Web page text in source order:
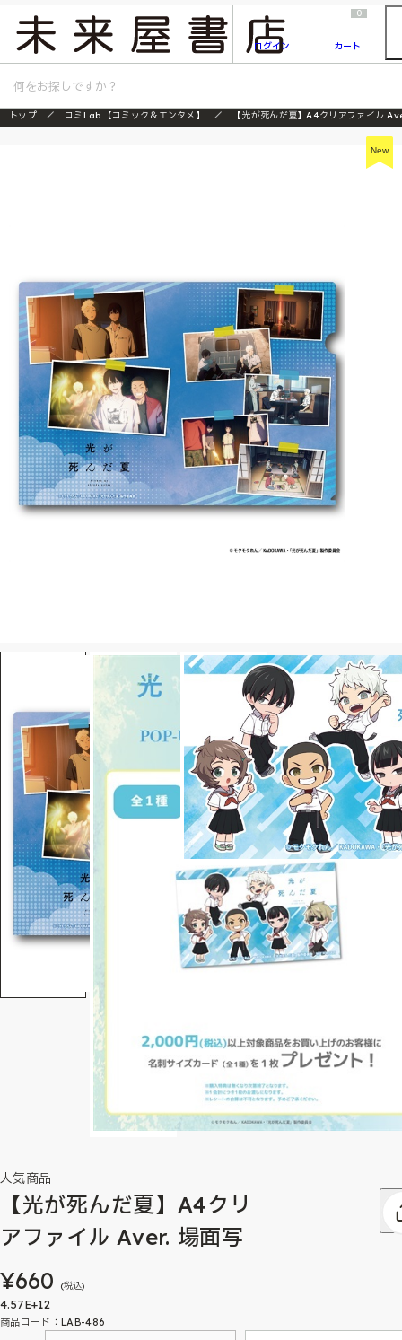
『ONE PIECE magazine 021 ONE PIECEカード付き同梱版』発売延期のご案内
ログイン
0
カート
トップ コミLab.【コミック＆エンタメ】 【光が死んだ夏】A4クリアファイル
New
人気商品
【光が死んだ夏】A4クリ
アファイル Aver. 場面写
¥660 (税込)
4.57E+12
商品コード：LAB-486